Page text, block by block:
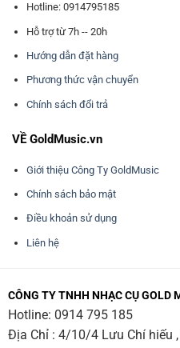
Hotline: 0914795185
Hỗ trợ từ 7h -- 20h
Hướng dẫn đặt hàng
Phương thức vận chuyển
Chính sách đổi trả
VỀ GoldMusic.vn
Giới thiệu Công Ty GoldMusic
Chính sách bảo mật
Điều khoản sử dụng
Liên hệ
CÔNG TY TNHH NHẠC CỤ GOLD
Hotline: 0914 795 185
Địa Chỉ : 4/10/4 Lưu Chí hiếu ,